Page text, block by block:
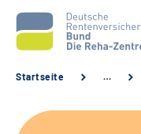
Startseite …